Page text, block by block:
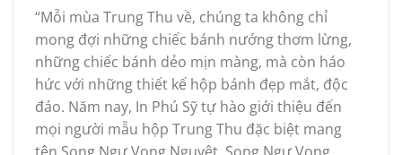
“Mỗi mùa Trung Thu về, chúng ta không chỉ
mong đợi những chiếc bánh nướng thơm lừng,
những chiếc bánh dẻo mịn màng, mà còn háo
hức với những thiết kế hộp bánh đẹp mắt, độc
đáo. Năm nay, In Phú Sỹ tự hào giới thiệu đến
mọi người mẫu hộp Trung Thu đặc biệt mang